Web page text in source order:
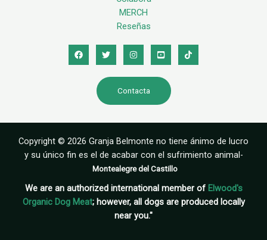
MERCH
Reseñas
Contacta
Copyright © 2026 Granja Belmonte no tiene ánimo de lucro
y su único fin es el de acabar con el sufrimiento animal-
Montealegre del Castillo
We are an authorized international member of Elwood's
Organic Dog Meat; however, all dogs are produced locally
near you."